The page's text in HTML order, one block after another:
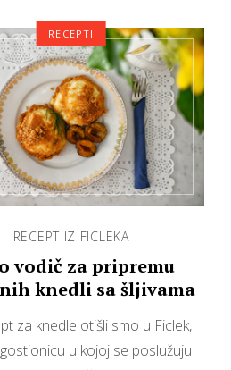
RECEPT IZ FICLEKA
vodič za pripremu
knedli sa šljivama
za knedle otišli smo u Ficlek,
u kojoj se poslužuju
RECEPTI